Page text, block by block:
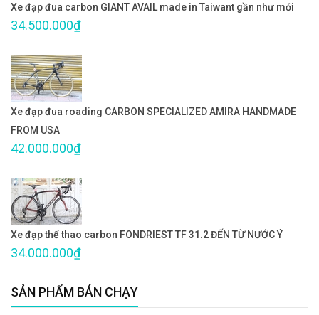
Xe đạp đua carbon GIANT AVAIL made in Taiwant gần như mới
34.500.000₫
Xe đạp đua roading CARBON SPECIALIZED AMIRA HANDMADE
FROM USA
42.000.000₫
Xe đạp thể thao carbon FONDRIEST TF 31.2 ĐẾN TỪ NƯỚC Ý
34.000.000₫
SẢN PHẨM BÁN CHẠY